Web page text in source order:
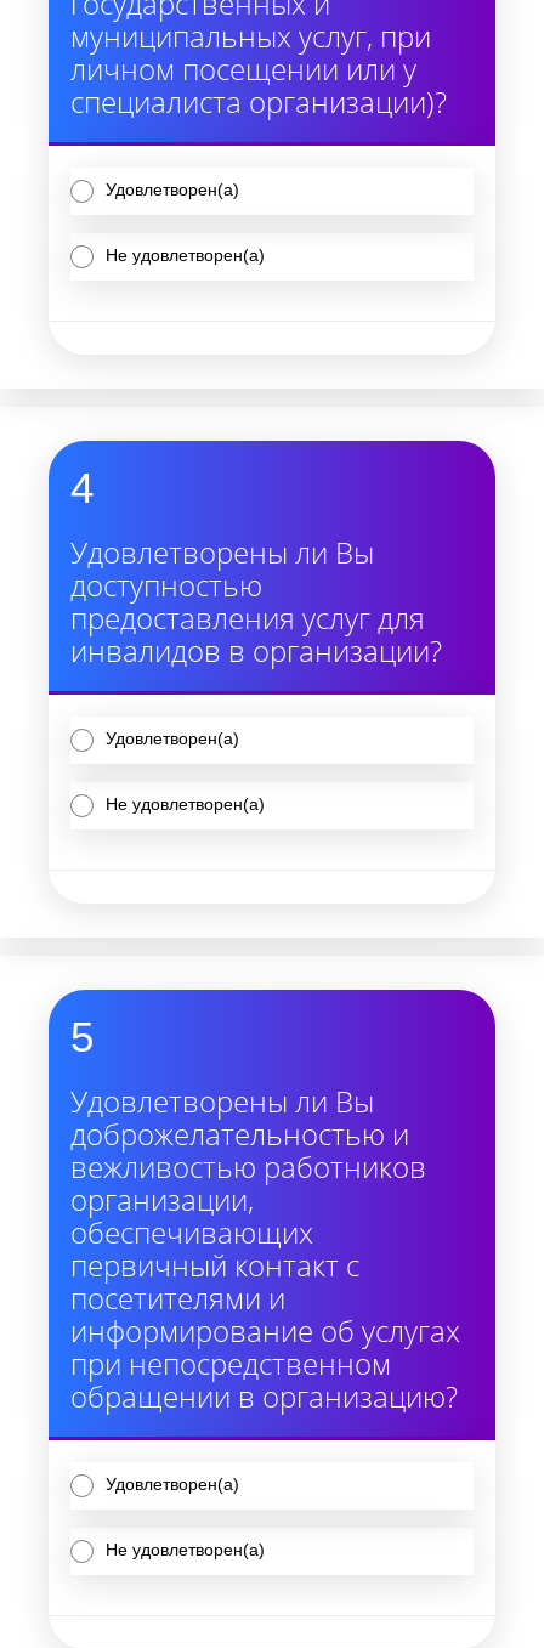
муниципальных услуг, при
личном посещении или у
специалиста организации)?
Удовлетворен(а)
Не удовлетворен(а)
4
Удовлетворены ли Вы
доступностью
предоставления услуг для
инвалидов в организации?
Удовлетворен(а)
Не удовлетворен(а)
5
Удовлетворены ли Вы
доброжелательностью и
вежливостью работников
организации,
обеспечивающих
первичный контакт с
посетителями и
информирование об услугах
при непосредственном
обращении в организацию?
Удовлетворен(а)
Не удовлетворен(а)